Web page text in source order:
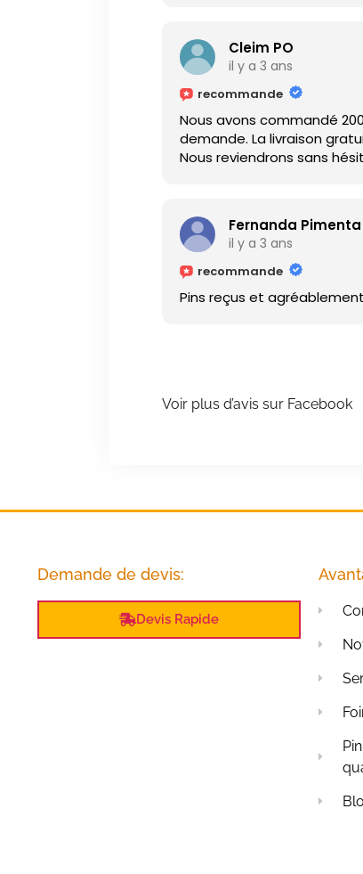
Cleim PO
il y a 3 ans
recommande
Nous avons commandé
demande. La livraison
Nous reviendrons sans
Fernanda Pimenta
il y a 3 ans
recommande
Pins reçus et
Voir plus d’avis sur Facebook
Demande de devis:
Devis Rapide